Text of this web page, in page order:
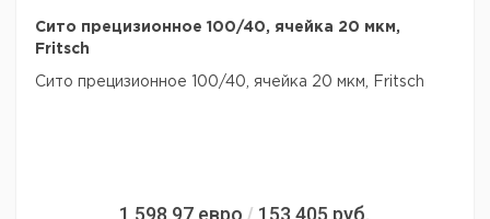
Сито прецизионное 100/40, ячейка 20 мкм,
Fritsch
Сито прецизионное 100/40, ячейка 20 мкм, Fritsch
1 598,97 евро / 153 405 руб.